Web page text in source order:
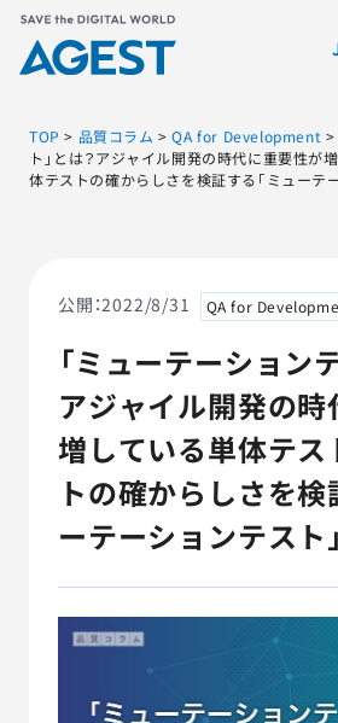
脆弱性リスク管理ツール
TFACT (AIテストツール)
ニュース
AGESTの強み
TOP > 品質コラム >QA for Development >
ト」とは？アジャイル開発の時代に重要性が
体テストの確からしさを検証する「ミューテ
公開：2022/8/31 QA for
「ミューテーション
アジャイル開発の
増している単体テス
トの確からしさを検
ーテーションテスト